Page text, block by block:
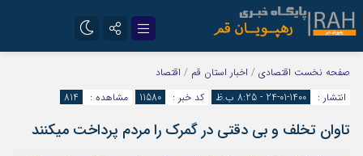
تلگرام
ایتا
صفحه نخست اقتصادی / اخبار استان قم / اقتصاد
انتشار :
1400-01-24 - 8:25 ب.ظ کد خبر : 11580 مشاهده : 814
تاوان تخلف و بی دقتی در گمرک را مردم پرداخت میکنند